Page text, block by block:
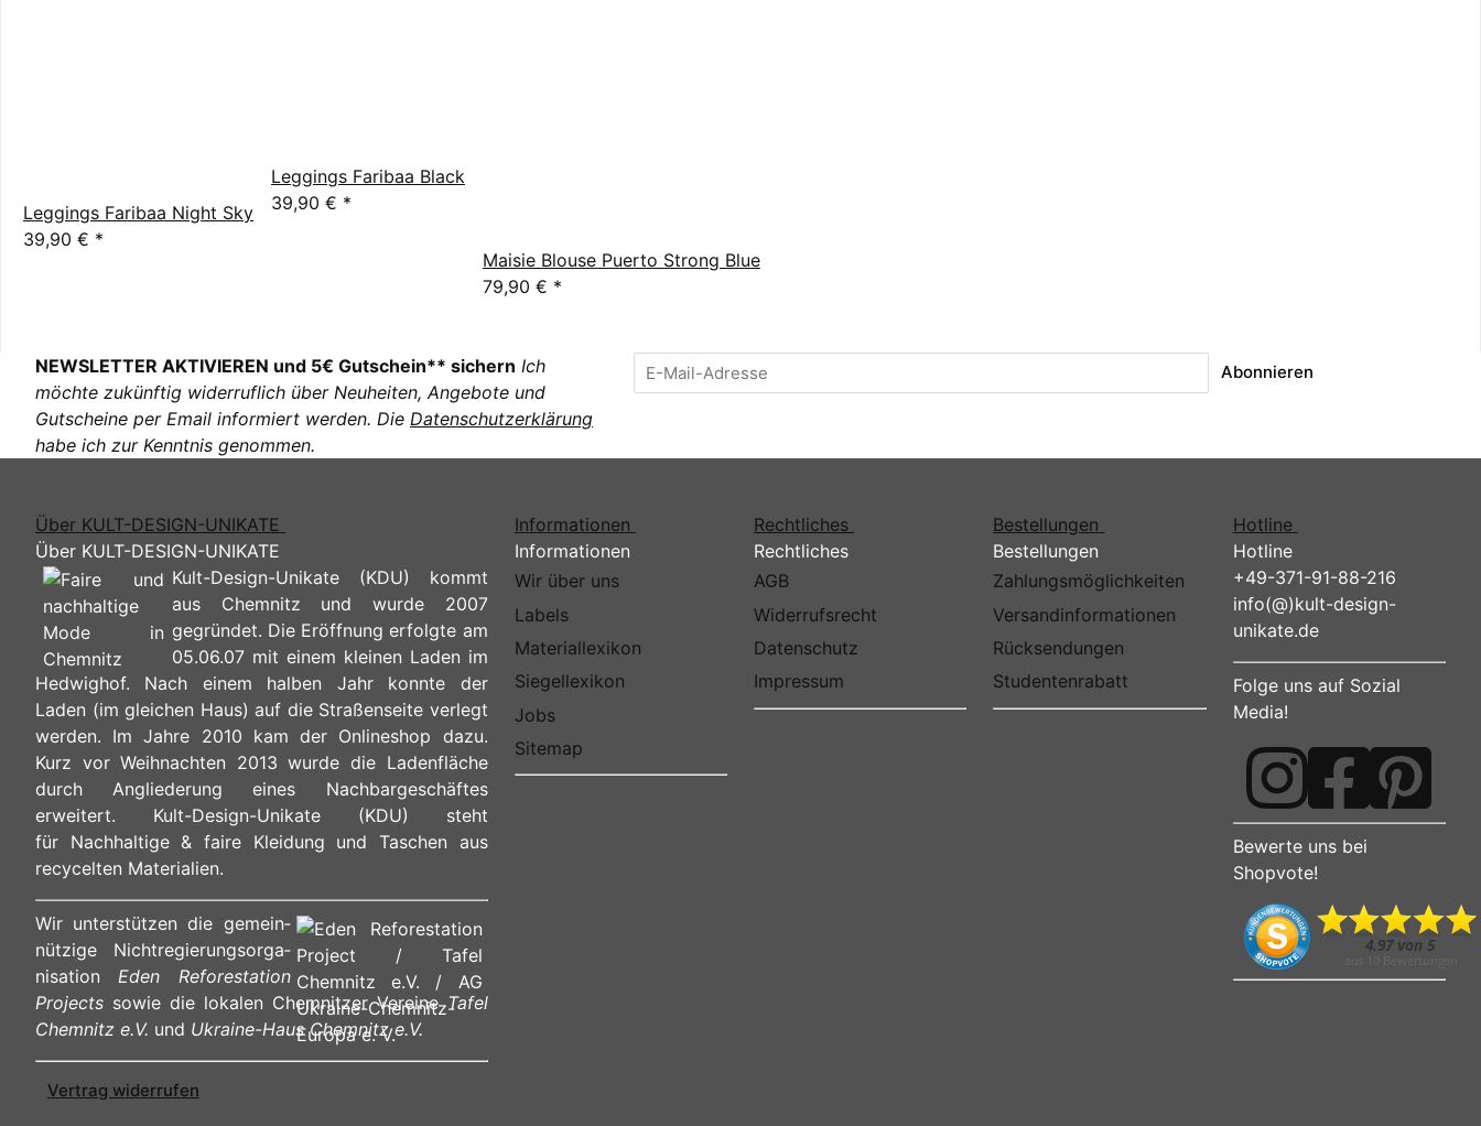
Leggings Faribaa Night Sky
39,90 € *
Leggings Faribaa Black
39,90 € *
Maisie Blouse Puerto Strong Blue
79,90 € *
NEWSLETTER AKTIVIEREN und 5€ Gutschein** sichern Ich
möchte zukünftig widerruflich über Neuheiten, Angebote und
Gutscheine per Email informiert werden. Die Datenschutzerklärung
habe ich zur Kenntnis genommen.
Abonnieren
Über KULT-DESIGN-UNIKATE
Über KULT-DESIGN-UNIKATE
Kult-Design-Unikate (KDU) kommt
aus Chemnitz und wurde 2007
gegründet. Die Eröffnung erfolgte am
05.06.07 mit einem kleinen Laden im
Hedwighof. Nach einem halben Jahr konnte der
Laden (im gleichen Haus) auf die Straßenseite verlegt
werden. Im Jahre 2010 kam der Onlineshop dazu.
Kurz vor Weihnachten 2013 wurde die Ladenfläche
durch Angliederung eines Nachbargeschäftes
erweitert. Kult-Design-Unikate (KDU) steht
für Nachhaltige & faire Kleidung und Taschen aus
recycelten Materialien.
Wir unterstützen die ge­mein­
nüt­zi­ge Nicht­re­gie­rungs­or­ga­
ni­sa­ti­onEden Reforestation
Projects sowie die lokalen Chemnitzer VereineTafel
Chemnitz e.V. und Ukraine-Haus Chemnitz e.V.
Informationen
Informationen
Wir über uns
Labels
Materiallexikon
Siegellexikon
Jobs
Sitemap
Rechtliches
Rechtliches
AGB
Widerrufsrecht
Datenschutz
Impressum
Bestellungen
Bestellungen
Zahlungsmöglichkeiten
Versandinformationen
Rücksendungen
Studentenrabatt
Hotline
Hotline
+49-371-91-88-216
info(@)kult-design-
unikate.de
Folge uns auf Sozial
Media!
Bewerte uns bei
Shopvote!
Vertrag widerrufen